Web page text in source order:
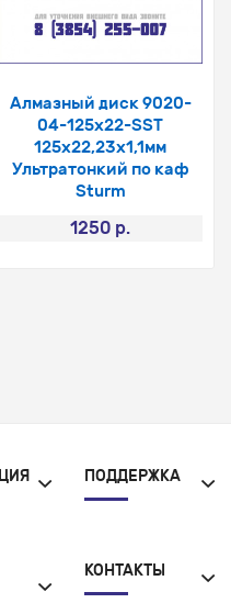
Алмазный диск 9020-
04-125x22-SST
125х22,23х1,1мм
Ультратонкий по каф
Sturm
1250 р.
ПОДДЕРЖКА
КОНТАКТЫ